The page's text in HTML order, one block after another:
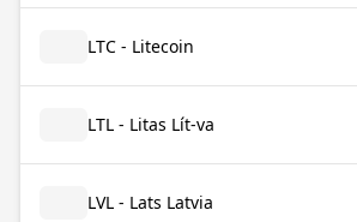
LTC - Litecoin
LTL - Litas Lít-va
LVL - Lats Latvia